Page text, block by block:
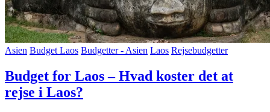
Asien Budget Laos Budgetter - Asien Laos Rejsebudgetter
Budget for Laos – Hvad koster det at
rejse i Laos?